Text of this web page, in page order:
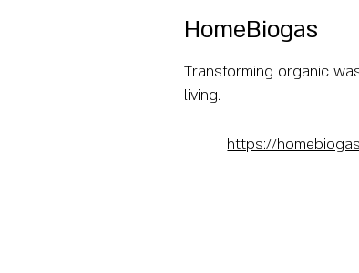
HomeBiogas
Transforming organic
living.
https://